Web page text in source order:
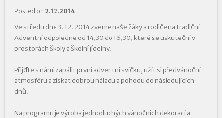
Posted on 2.12.2014
Ve středu dne 3. 12. 2014 zveme naše žáky a rodiče na tradiční
Adventní odpoledne od 14,30 do 16,30, které se uskuteční v
prostorách školy a školní jídelny.
Přijďte s námi zapálit první adventní svíčku, užít si předvánoční
atmosféru a získat dobrou náladu a pohodu do následujících
dnů.
Na programu je výroba jednoduchých vánočních dekorací a